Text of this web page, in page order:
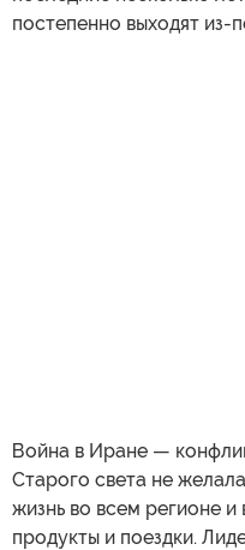
постепенно выходят из-
Война в Иране —
Старого света не
жизнь во всем регионе и
продукты и поездки.